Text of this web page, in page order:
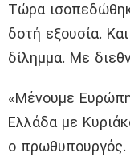
Τώρα
δοτή εξουσία.
δίλημμα. Με
«Μένουμε
Ελλάδα με
ο πρωθυπουργός.